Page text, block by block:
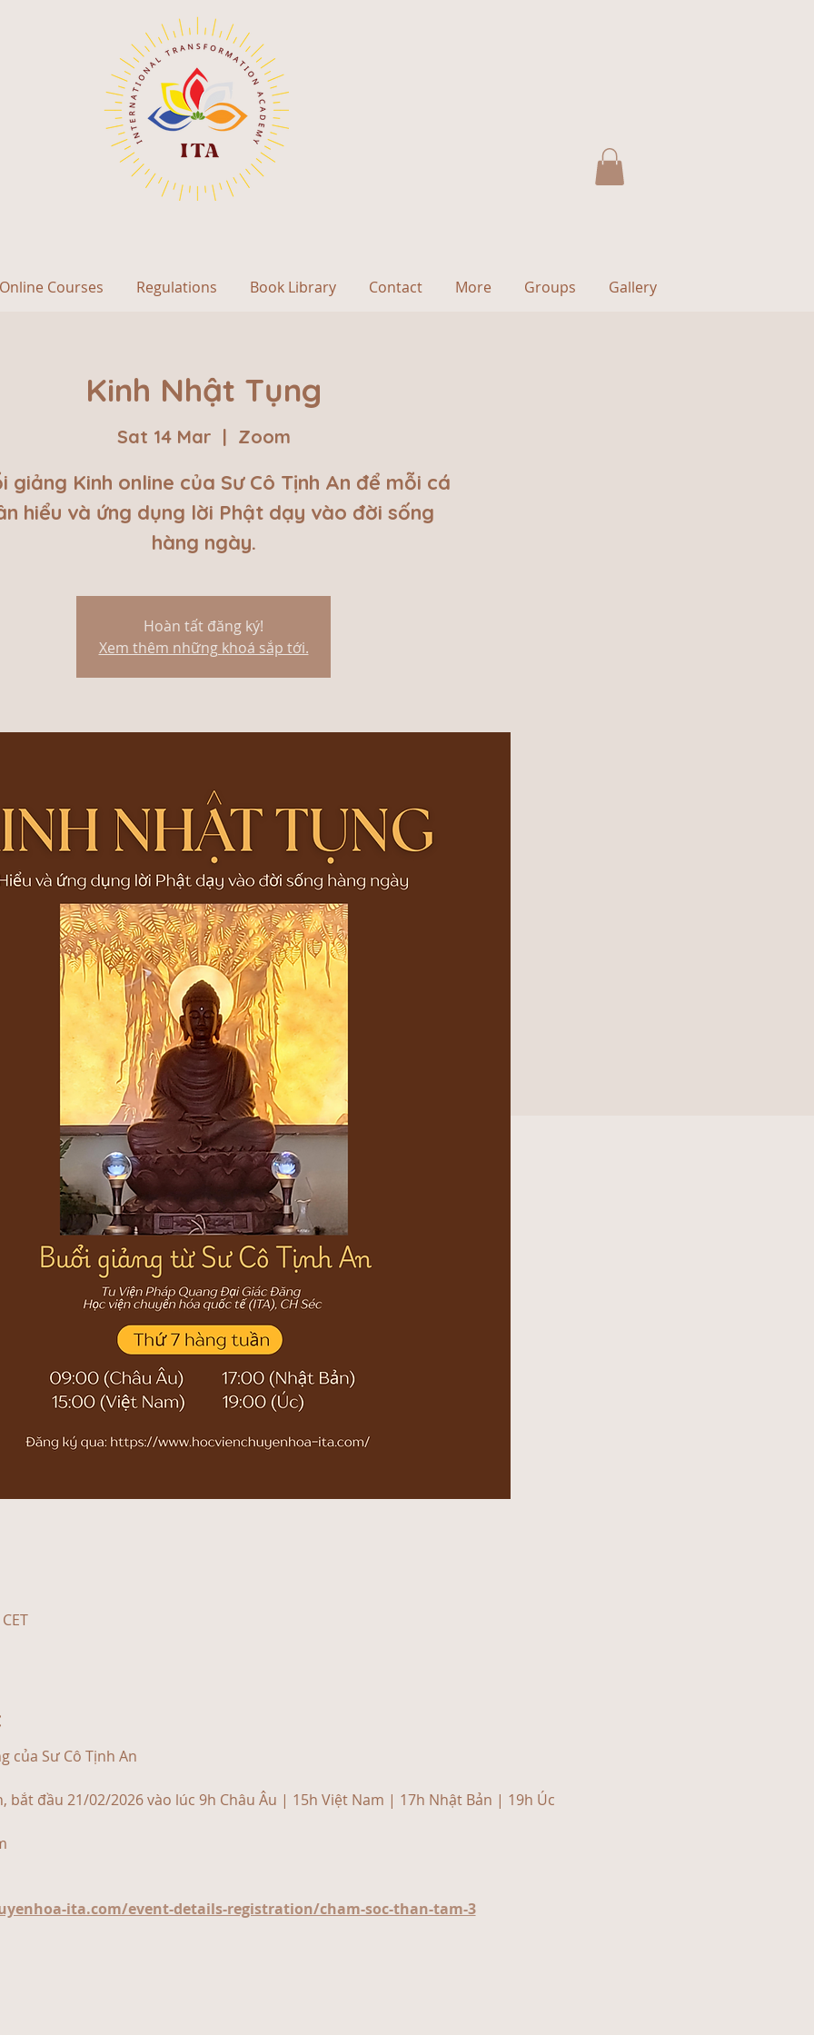
Online Courses Regulations Book Library Contact More Groups Gallery
Kinh Nhật Tụng
Sat 14 Mar
  |
Zoom
giảng Kinh online của Sư Cô Tịnh An để mỗi cá
hiểu và ứng dụng lời Phật dạy vào đời sống
hàng ngày.
Hoàn tất đăng ký!
Xem thêm những khoá sắp tới.
của Sư Cô Tịnh An
bắt đầu 21/02/2026 vào lúc 9h Châu Âu | 15h Việt Nam | 17h Nhật Bản | 19h Úc
ita.com/event-details-registration/cham-soc-than-tam-3